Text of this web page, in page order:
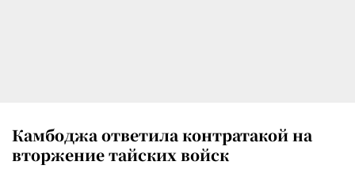
Камбоджа ответила контратакой на
вторжение тайских войск